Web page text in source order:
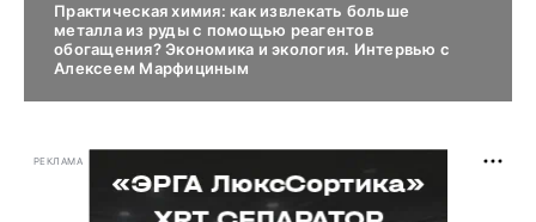
Практическая химия: как извлекать больше
металла из руды с помощью реагентов
обогащения? Экономика и экология. Интервью с
Алексеем Марфициным
РЕКЛАМА